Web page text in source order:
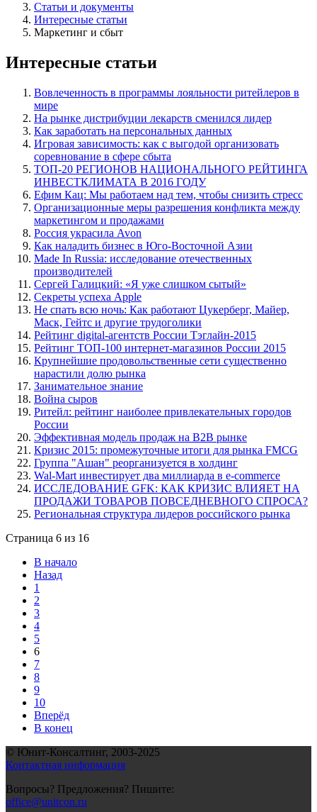
Статьи и документы
Интересные статьи
Маркетинг и сбыт
Интересные статьи
Вовлеченность в программы лояльности ритейлеров в
мире
На рынке дистрибуции лекарств сменился лидер
Как заработать на персональных данных
Игровая зависимость: как с выгодой организовать
соревнование в сфере сбыта
ТОП-20 РЕГИОНОВ НАЦИОНАЛЬНОГО РЕЙТИНГА
ИНВЕСТКЛИМАТА В 2016 ГОДУ
Ефим Кац: Мы работаем над тем, чтобы снизить стресс
Организационные меры разрешения конфликта между
маркетингом и продажами
Россия украсила Avon
Как наладить бизнес в Юго-Восточной Азии
Made In Russia: исследование отечественных
производителей
Сергей Галицкий: «Я уже слишком сытый»
Секреты успеха Apple
Не спать всю ночь: Как работают Цукерберг, Майер,
Маск, Гейтс и другие трудоголики
Рейтинг digital-агентств России Тэглайн-2015
Рейтинг ТОП-100 интернет-магазинов России 2015
Крупнейшие продовольственные сети существенно
нарастили долю рынка
Занимательное знание
Война сыров
Ритейл: рейтинг наиболее привлекательных городов
России
Эффективная модель продаж на B2B рынке
Кризис 2015: промежуточные итоги для рынка FMCG
Группа "Ашан" реорганизуется в холдинг
Wal-Mart инвестирует два миллиарда в e-commerce
ИССЛЕДОВАНИЕ GFK: КАК КРИЗИС ВЛИЯЕТ НА
ПРОДАЖИ ТОВАРОВ ПОВСЕДНЕВНОГО СПРОСА?
Региональная структура лидеров российского рынка
Страница 6 из 16
В начало
Назад
1
2
3
4
5
6
7
8
9
10
Вперёд
В конец
© Юнит-Консалтинг, 2003-2025
Контактная информация
Вопросы? Предложения? Пишите:
office@unitcon.ru